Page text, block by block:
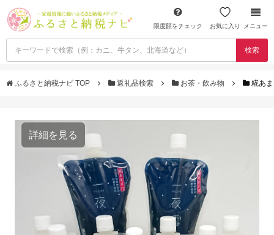
限度額をチェック お気に入り メニュー
検索
ふるさと納税ナビ TOP 返礼品検索 お茶・飲み物 糀あ
詳細を見る